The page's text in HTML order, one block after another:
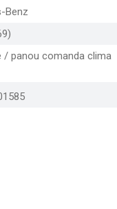
Benz
/ panou comanda clima